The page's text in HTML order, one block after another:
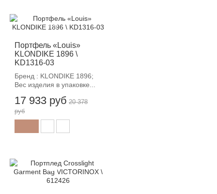
Портфель «Louis»
KLONDIKE 1896 \
KD1316-03
Бренд : KLONDIKE 1896;
Вес изделия в упаковке...
17 933 руб
-12%
20 378
руб
-12%